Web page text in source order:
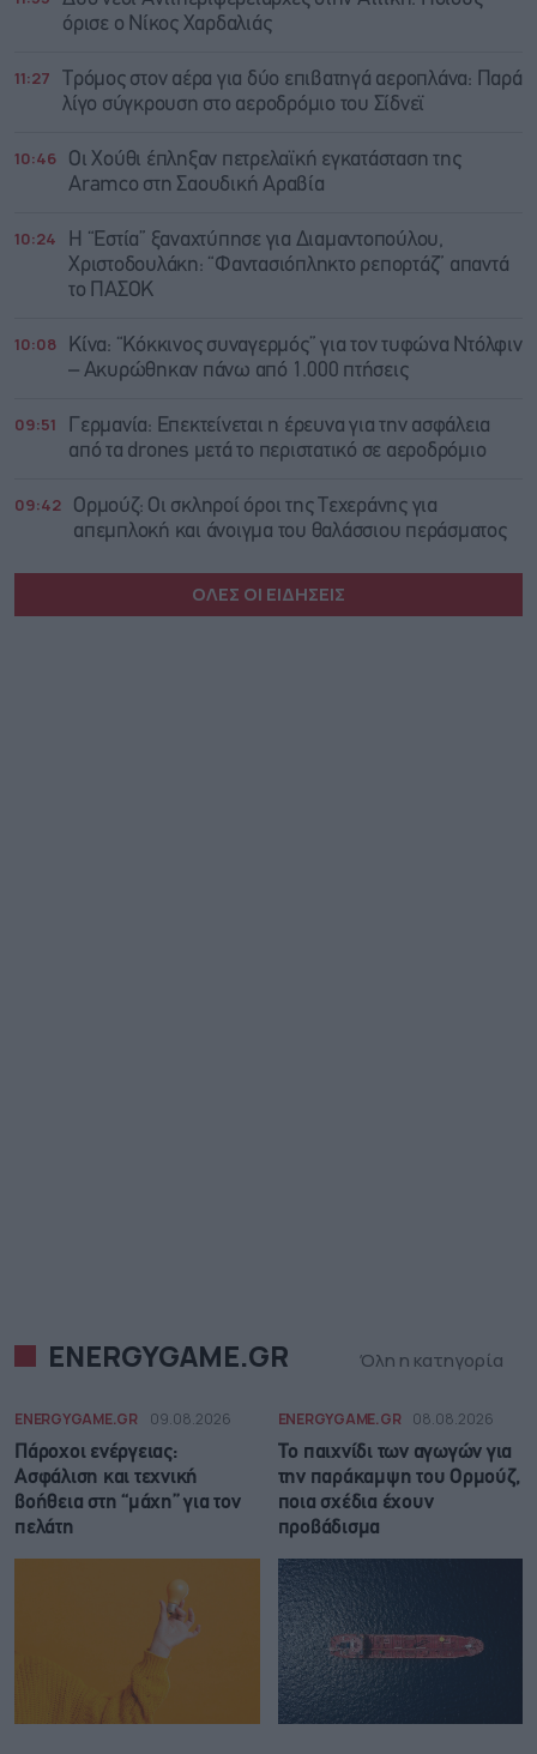
όρισε ο Νίκος Χαρδαλιάς
11:27
Τρόμος στον αέρα για δύο επιβατηγά αεροπλάνα: Παρά
λίγο σύγκρουση στο αεροδρόμιο του Σίδνεϊ
10:46
Οι Χούθι έπληξαν πετρελαϊκή εγκατάσταση της
Aramco στη Σαουδική Αραβία
10:24
Η “Εστία” ξαναχτύπησε για Διαμαντοπούλου,
Χριστοδουλάκη: “Φαντασιόπληκτο ρεπορτάζ” απαντά
το ΠΑΣΟΚ
10:08
Κίνα: “Κόκκινος συναγερμός” για τον τυφώνα Ντόλφιν
– Ακυρώθηκαν πάνω από 1.000 πτήσεις
09:51
Γερμανία: Επεκτείνεται η έρευνα για την ασφάλεια
από τα drones μετά το περιστατικό σε αεροδρόμιο
09:42
Ορμούζ: Οι σκληροί όροι της Τεχεράνης για
απεμπλοκή και άνοιγμα του θαλάσσιου περάσματος
ΟΛΕΣ ΟΙ ΕΙΔΗΣΕΙΣ
ENERGYGAME.GR Όλη η κατηγορία
ENERGYGAME.GR 09.08.2026
Πάροχοι ενέργειας:
Ασφάλιση και τεχνική
βοήθεια στη “μάχη” για τον
πελάτη
ENERGYGAME.GR 08.08.2026
Το παιχνίδι των αγωγών για
την παράκαμψη του Ορμούζ,
ποια σχέδια έχουν
προβάδισμα